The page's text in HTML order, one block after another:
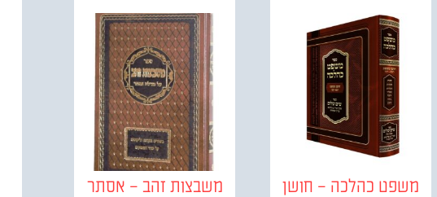
משפט כהלכה – חושן
משבצות זהב – אסתר